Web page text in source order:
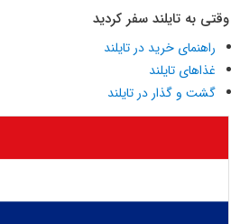
وقتی به تایلند سفر کردید
راهنمای خرید در تایلند
غذاهای تایلند
گشت و گذار در تایلند